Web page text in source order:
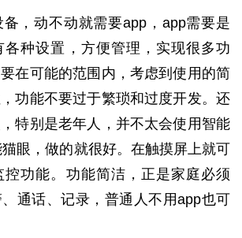
，动不动就需要app，app需要是
各种设置，方便管理，实现很多功
在可能的范围内，考虑到使用的简
功能不要过于繁琐和过度开发。还
特别是老年人，并不太会使用智能
眼，做的就很好。在触摸屏上就可
控功能。功能简洁，正是家庭必须
通话、记录，普通人不用app也可